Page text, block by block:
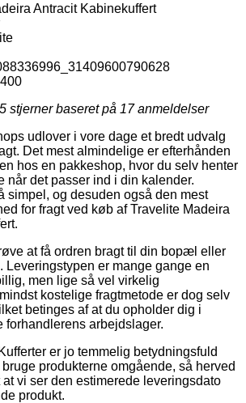
Antracit Kabinekuffert
stjerner baseret på 17anmeldelser
udlover i vore dage et bredt udvalg
Det mest almindelige er efterhånden
hos en pakkeshop, hvor du selv henter
når det passer ind i din kalender.
simpel, og desuden også den mest
for fragt ved køb af Travelite Madeira
at få ordren bragt til din bopæl eller
Leveringstypen er mange gange en
men lige så vel virkelig
kostelige fragtmetode er dog selv
betinges af at du opholder dig i
arbejdslager.
er jo temmelig betydningsfuld
produkterne omgående, så herved
vi ser den estimerede leveringsdato
produkt.